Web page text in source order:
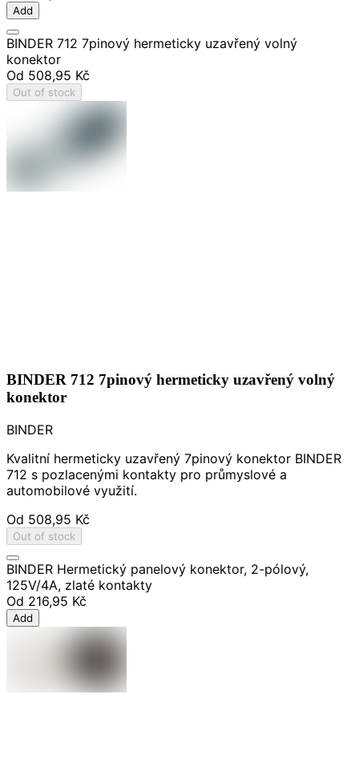
Add
BINDER 712 7pinový hermeticky uzavřený volný
konektor
Od 508,95 Kč
Out of stock
BINDER 712 7pinový hermeticky uzavřený volný
konektor
BINDER
Kvalitní hermeticky uzavřený 7pinový konektor BINDER
712 s pozlacenými kontakty pro průmyslové a
automobilové využití.
Od 508,95 Kč
Out of stock
BINDER Hermetický panelový konektor, 2-pólový,
125V/4A, zlaté kontakty
Od 216,95 Kč
Add